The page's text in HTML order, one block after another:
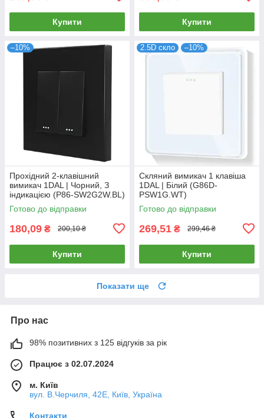
Купити Купити
–10%
Прохідний 2-клавішний
вимикач 1DAL | Чорний, З
індикацією (P86-SW2G2W.BL)
Готово до відправки
180,09 ₴ 200,10 ₴
Купити
2.5D скло –10%
Скляний вимикач 1 клавіша
1DAL | Білий (G86D-
PSW1G.WT)
Готово до відправки
269,51 ₴ 299,46 ₴
Купити
Показати ще
Про нас
98% позитивних з 125 відгуків за рік
Працює з 02.07.2024
м. Київ
вул. В.Черчиля, 42Е, Київ, Україна
Контакти